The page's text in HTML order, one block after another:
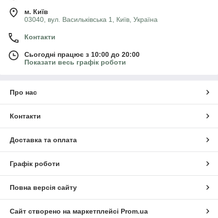
м. Київ
03040, вул. Васильківська 1, Київ, Україна
Контакти
Сьогодні працює з 10:00 до 20:00
Показати весь графік роботи
Про нас
Контакти
Доставка та оплата
Графік роботи
Повна версія сайту
Сайт створено на маркетплейсі Prom.ua